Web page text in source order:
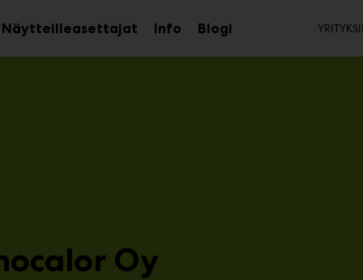
NäytteilleasettajatAvaa
alavalikko
InfoAvaa
alavalikko
Blogi
Oy